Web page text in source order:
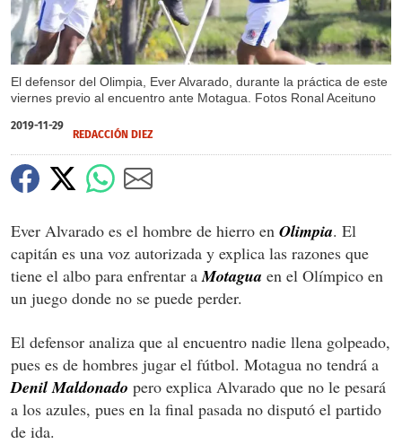
El defensor del Olimpia, Ever Alvarado, durante la práctica de este
viernes previo al encuentro ante Motagua. Fotos Ronal Aceituno
2019-11-29
REDACCIÓN DIEZ
Ever Alvarado es el hombre de hierro en Olimpia. El
capitán es una voz autorizada y explica las razones que
tiene el albo para enfrentar aMotagua en el Olímpico en
un juego donde no se puede perder.
El defensor analiza que al encuentro nadie llena golpeado,
pues es de hombres jugar el fútbol. Motagua no tendrá a
Denil Maldonado pero explica Alvarado que no le pesará
a los azules, pues en la final pasada no disputó el partido
de ida.